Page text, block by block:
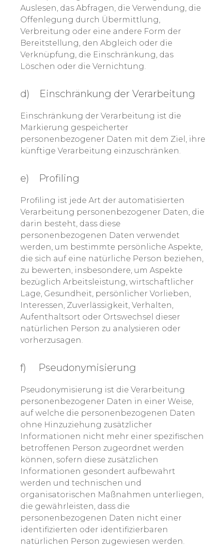
Auslesen, das Abfragen, die Verwendung, die
Offenlegung durch Übermittlung,
Verbreitung oder eine andere Form der
Bereitstellung, den Abgleich oder die
Verknüpfung, die Einschränkung, das
Löschen oder die Vernichtung.
d) Einschränkung der Verarbeitung
Einschränkung der Verarbeitung ist die
Markierung gespeicherter
personenbezogener Daten mit dem Ziel, ihre
künftige Verarbeitung einzuschränken.
e) Profiling
Profiling ist jede Art der automatisierten
Verarbeitung personenbezogener Daten, die
darin besteht, dass diese
personenbezogenen Daten verwendet
werden, um bestimmte persönliche Aspekte,
die sich auf eine natürliche Person beziehen,
zu bewerten, insbesondere, um Aspekte
bezüglich Arbeitsleistung, wirtschaftlicher
Lage, Gesundheit, persönlicher Vorlieben,
Interessen, Zuverlässigkeit, Verhalten,
Aufenthaltsort oder Ortswechsel dieser
natürlichen Person zu analysieren oder
vorherzusagen.
f) Pseudonymisierung
Pseudonymisierung ist die Verarbeitung
personenbezogener Daten in einer Weise,
auf welche die personenbezogenen Daten
ohne Hinzuziehung zusätzlicher
Informationen nicht mehr einer spezifischen
betroffenen Person zugeordnet werden
können, sofern diese zusätzlichen
Informationen gesondert aufbewahrt
werden und technischen und
organisatorischen Maßnahmen unterliegen,
die gewährleisten, dass die
personenbezogenen Daten nicht einer
identifizierten oder identifizierbaren
natürlichen Person zugewiesen werden.